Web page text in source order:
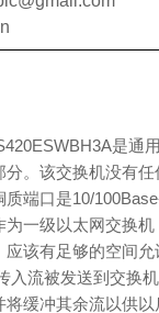
是通
分。该交换机没有
端口是10/
一级以太网交换
该有足够的空间
入流被发送到交换
缓冲其余流以供以